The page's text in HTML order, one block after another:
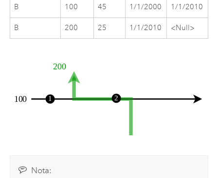
B 100 45 1/1/2000 1/1/2010
B 200 25 1/1/2010 <Null>
Nota: